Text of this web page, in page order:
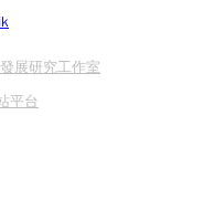
展研究工作室
平台